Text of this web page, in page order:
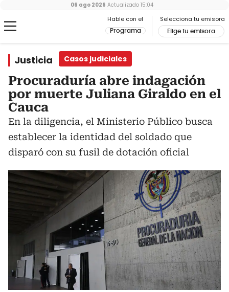
Hable con el
Programa
Selecciona tu emisora
Elige tu emisora
06 ago 2026 Actualizado 15:04
Justicia Casos judiciales
Procuraduría abre indagación
por muerte Juliana Giraldo en el
Cauca
En la diligencia, el Ministerio Público busca
establecer la identidad del soldado que
disparó con su fusil de dotación oficial